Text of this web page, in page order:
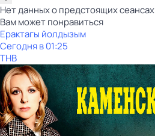
Нет данных о предстоящих сеансах
Вам может понравиться
Ерактагы йолдызым
Сегодня в 01:25
ТНВ